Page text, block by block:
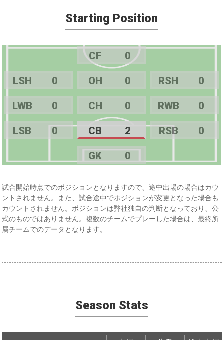
Starting Position
CF 0
LSH 0 OH 0 RSH 0
LWB 0 CH 0 RWB 0
LSB 0 CB 2 RSB 0
GK 0
試合開始時点でのポジションとなりますので、途中出場の場合はカウ
ントされません。また、試合途中でポジションが変更となった場合も
カウントされません。ポジションは弊社独自の判断となっており、公
式のものではありません。複数のチームでプレーした場合は、最終所
属チームでのデータとなります。
Season Stats